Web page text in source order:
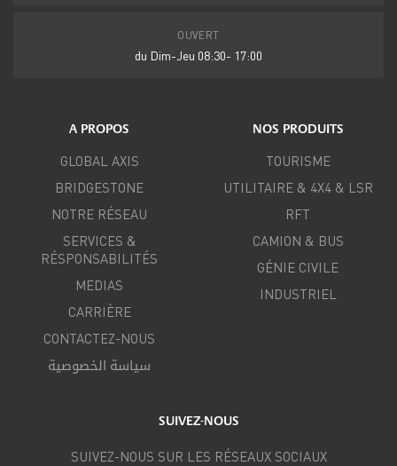
OUVERT
du Dim-Jeu 08:30- 17:00
A PROPOS
GLOBAL AXIS
BRIDGESTONE
NOTRE RÉSEAU
SERVICES &
RÉSPONSABILITÉS
MEDIAS
CARRIÈRE
CONTACTEZ-NOUS
سياسة الخصوصية
NOS PRODUITS
TOURISME
UTILITAIRE & 4X4 & LSR
RFT
CAMION & BUS
GÉNIE CIVILE
INDUSTRIEL
SUIVEZ-NOUS
SUIVEZ-NOUS SUR LES RÉSEAUX SOCIAUX